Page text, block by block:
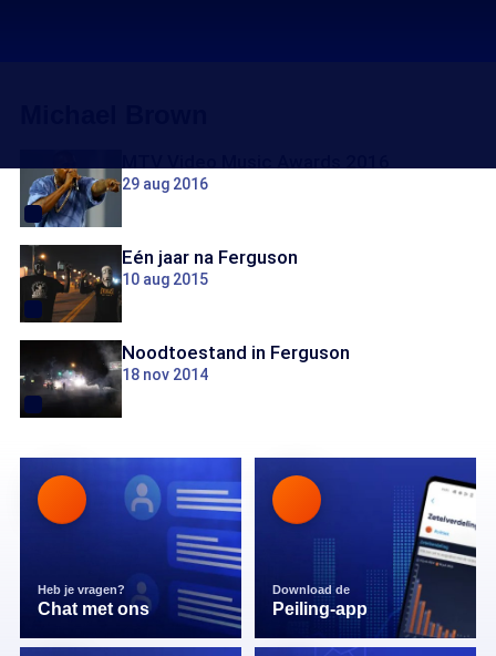
29 aug 2016
Eén jaar na Ferguson
10 aug 2015
Noodtoestand in Ferguson
18 nov 2014
Heb je vragen?
Chat met ons
Download de
Peiling-app